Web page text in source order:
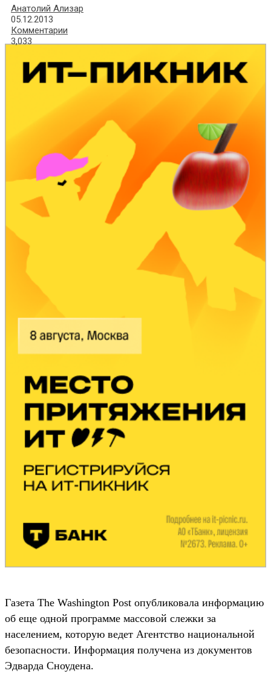
Анатолий Ализар
05.12.2013
Комментарии
3,033
Газета The Washington Post опубликовала информацию
об еще одной программе массовой слежки за
населением, которую ведет Агентство национальной
безопасности. Информация получена из документов
Эдварда Сноудена.